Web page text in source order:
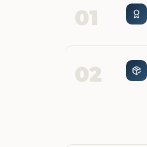
01
02